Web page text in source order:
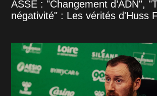
ASSE : "Changement d’ADN",
négativité" : Les vérités d'Huss